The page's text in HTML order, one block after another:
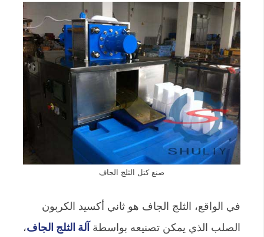
صنع كتل الثلج الجاف
في الواقع، الثلج الجاف هو ثاني أكسيد الكربون
الصلب الذي يمكن تصنيعه بواسطة آلة الثلج الجاف،